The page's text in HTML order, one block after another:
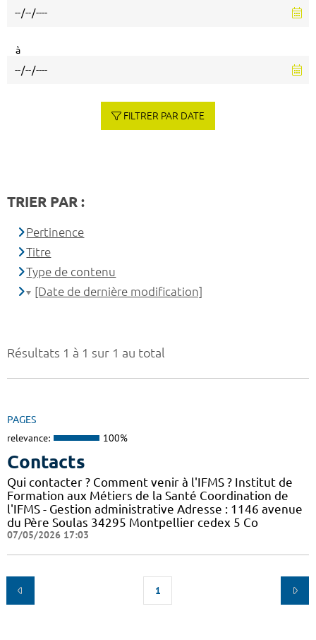
Résultats 1 à 1 sur 1 au total
PAGES
relevance: 100%
Contacts
Qui contacter ? Comment venir à l'IFMS ? Institut de
Formation aux Métiers de la Santé Coordination de
l'IFMS - Gestion administrative Adresse : 1146 avenue
du Père Soulas 34295 Montpellier cedex 5 Co
07/05/2026 17:03
1
à
FILTRER PAR DATE
TRIER PAR :
Pertinence
Titre
Type de contenu
[Date de dernière modification]